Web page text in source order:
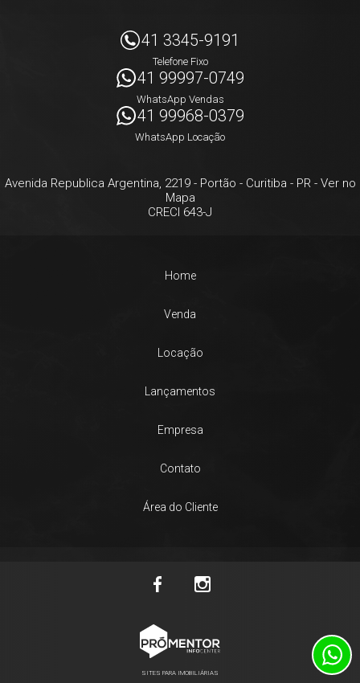
41 3345-9191
Telefone Fixo
41 99997-0749
WhatsApp Vendas
41 99968-0379
WhatsApp Locação
Avenida Republica Argentina, 2219- Portão - Curitiba - PR- Ver no
Mapa
CRECI 643-J
Home
Venda
Locação
Lançamentos
Empresa
Contato
Área do Cliente
SITES PARA IMOBILIÁRIAS